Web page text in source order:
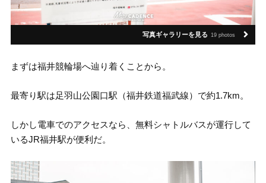
写真ギャラリーを見る 19 photos
まずは福井競輪場へ辿り着くことから。
最寄り駅は足羽山公園口駅（福井鉄道福武線）で約1.7km。
しかし電車でのアクセスなら、無料シャトルバスが運行して
いるJR福井駅が便利だ。